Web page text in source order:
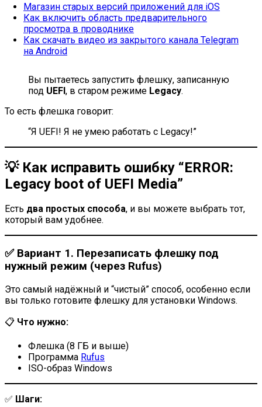
Магазин старых версий приложений для iOS
Как включить область предварительного
просмотра в проводнике
Как скачать видео из закрытого канала Telegram
на Android
Вы пытаетесь запустить флешку, записанную
под UEFI, в старом режиме Legacy.
То есть флешка говорит:
“Я UEFI! Я не умею работать с Legacy!”
💡 Как исправить ошибку “ERROR:
Legacy boot of UEFI Media”
Есть два простых способа, и вы можете выбрать тот,
который вам удобнее.
✅ Вариант 1. Перезаписать флешку под
нужный режим (через Rufus)
Это самый надёжный и “чистый” способ, особенно если
вы только готовите флешку для установки Windows.
📋 Что нужно:
Флешка (8 ГБ и выше)
Программа Rufus
ISO-образ Windows
✅ Шаги: